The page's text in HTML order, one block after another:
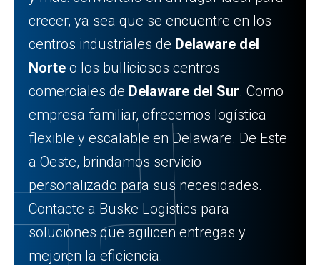
crecer, ya sea que se encuentre en los
centros industriales de Delaware del
Norte o los bulliciosos centros
comerciales de Delaware del Sur. Como
empresa familiar, ofrecemos logística
flexible y escalable en Delaware. De Este
a Oeste, brindamos servicio
personalizado para sus necesidades.
Contacte a Buske Logistics para
soluciones que agilicen entregas y
mejoren la eficiencia.